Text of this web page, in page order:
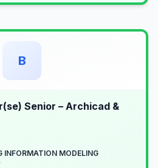
B
Senior – Archicad &
INFORMATION MODELING